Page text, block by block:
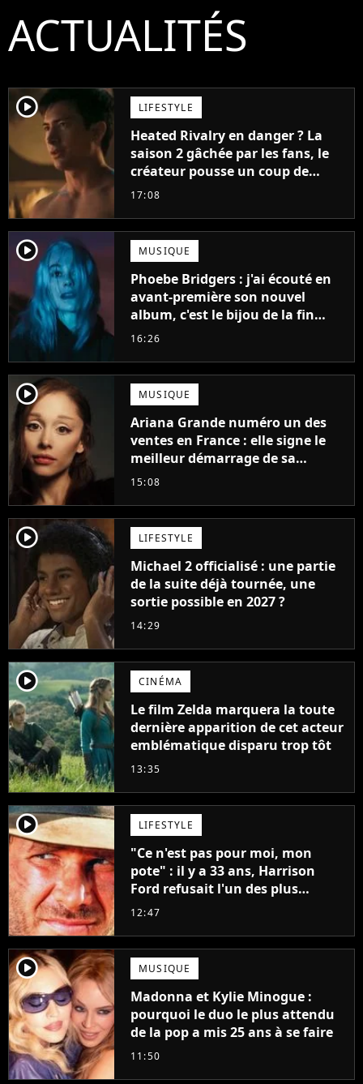
ACTUALITÉS
player2 LIFESTYLE
Heated Rivalry en danger ? La
saison 2 gâchée par les fans, le
créateur pousse un coup de
gueule
17:08
player2 MUSIQUE
Phoebe Bridgers : j'ai écouté en
avant-première son nouvel
album, c'est le bijou de la fin
d'été
16:26
player2 MUSIQUE
Ariana Grande numéro un des
ventes en France : elle signe le
meilleur démarrage de sa
carrière avec son album Petal
15:08
player2 LIFESTYLE
Michael 2 officialisé : une partie
de la suite déjà tournée, une
sortie possible en 2027 ?
14:29
player2 CINÉMA
Le film Zelda marquera la toute
dernière apparition de cet acteur
emblématique disparu trop tôt
13:35
player2 LIFESTYLE
"Ce n'est pas pour moi, mon
pote" : il y a 33 ans, Harrison
Ford refusait l'un des plus
grands succès de tous les temps
12:47
player2 MUSIQUE
Madonna et Kylie Minogue :
pourquoi le duo le plus attendu
de la pop a mis 25 ans à se faire
11:50